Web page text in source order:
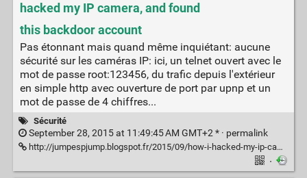
hacked my IP camera, and found
this backdoor account
Pas étonnant mais quand même inquiétant: aucune
sécurité sur les caméras IP: ici, un telnet ouvert avec le
mot de passe root:123456, du trafic depuis l'extérieur
en simple http avec ouverture de port par upnp et un
mot de passe de 4 chiffres...
Sécurité
September 28, 2015 at 11:49:45 AM GMT+2 * · permalink
http://jumpespjump.blogspot.fr/2015/09/how-i-hacked-my-ip-camera-and-found.html
·